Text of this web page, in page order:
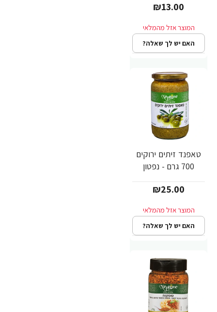
₪13.00
האם יש לך שאלה?
טאפנד זיתים ירוקים
700 גרם - נפטון
₪25.00
האם יש לך שאלה?